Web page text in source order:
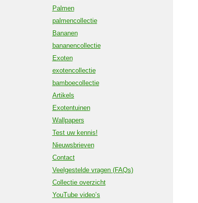
Palmen
palmencollectie
Bananen
bananencollectie
Exoten
exotencollectie
bamboecollectie
Artikels
Exotentuinen
Wallpapers
Test uw kennis!
Nieuwsbrieven
Contact
Veelgestelde vragen (FAQs)
Collectie overzicht
YouTube video’s